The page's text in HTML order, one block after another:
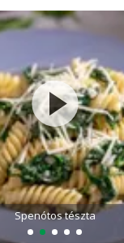
Görögdinnye-limonádé